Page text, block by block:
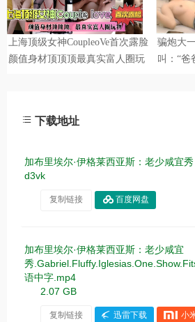
下载地址
加布里埃尔·伊格莱西亚斯：老少咸宜秀
d3vk
复制链接 百度网盘
加布里埃尔·伊格莱西亚斯：老少咸宜
秀
语中字.mp4
2.07 GB
复制链接 迅雷下载 小